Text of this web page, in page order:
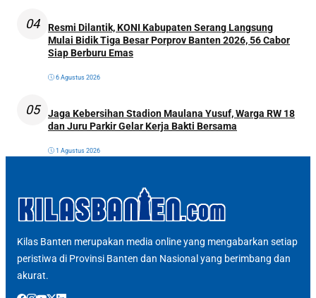
04
Resmi Dilantik, KONI Kabupaten Serang Langsung
Mulai Bidik Tiga Besar Porprov Banten 2026, 56 Cabor
Siap Berburu Emas
6 Agustus 2026
05
Jaga Kebersihan Stadion Maulana Yusuf, Warga RW 18
dan Juru Parkir Gelar Kerja Bakti Bersama
1 Agustus 2026
Kilas Banten merupakan media online yang mengabarkan setiap
peristiwa di Provinsi Banten dan Nasional yang berimbang dan
akurat.